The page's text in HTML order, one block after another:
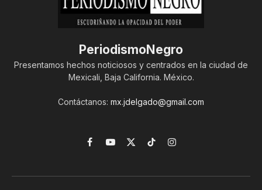
PeriodismoNegro
Presentamos hechos noticiosos y centrados en la ciudad de
Mexicali, Baja California. México.
Contáctanos: mx.jdelgado@gmail.com
Facebook
YouTube
X
TikTokInstagram